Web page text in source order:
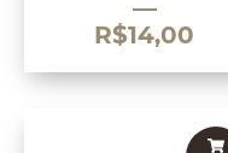
R$14,00